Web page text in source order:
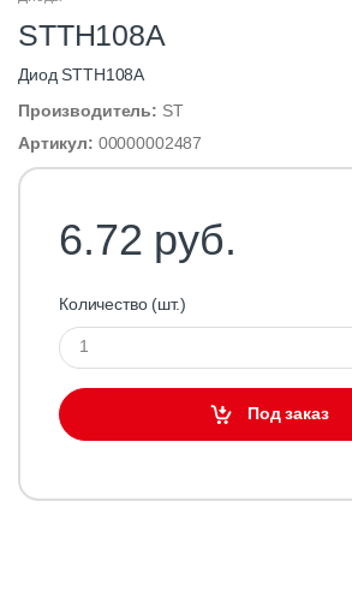
STTH108A
Диод STTH108A
Производитель: ST
Артикул: 00000002487
6.72 руб.
Количество (шт.)
Под заказ